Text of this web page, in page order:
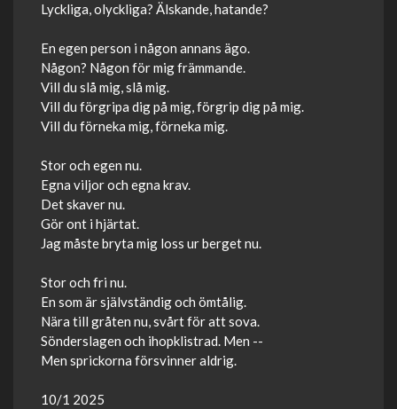
Lyckliga, olyckliga? Älskande, hatande?
En egen person i någon annans ägo.
Någon? Någon för mig främmande.
Vill du slå mig, slå mig.
Vill du förgripa dig på mig, förgrip dig på mig.
Vill du förneka mig, förneka mig.
Stor och egen nu.
Egna viljor och egna krav.
Det skaver nu.
Gör ont i hjärtat.
Jag måste bryta mig loss ur berget nu.
Stor och fri nu.
En som är självständig och ömtålig.
Nära till gråten nu, svårt för att sova.
Sönderslagen och ihopklistrad. Men --
Men sprickorna försvinner aldrig.
10/1 2025